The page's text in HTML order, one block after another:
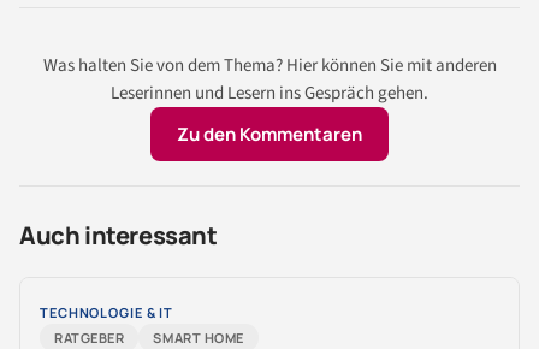
Was halten Sie von dem Thema? Hier können Sie mit anderen
Leserinnen und Lesern ins Gespräch gehen.
Zu den Kommentaren
Auch interessant
TECHNOLOGIE & IT
RATGEBER
SMART HOME